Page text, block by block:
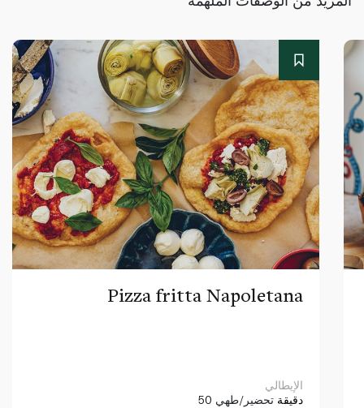
Pizza fritta Napoletana
الإيطالي
50 دقيقة تحضير/طهي